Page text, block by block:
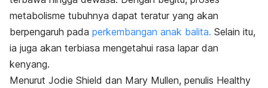
metabolisme tubuhnya dapat teratur yang akan
berpengaruh pada perkembangan anak balita. Selain itu,
ia juga akan terbiasa mengetahui rasa lapar dan
kenyang.
Menurut Jodie Shield dan Mary Mullen, penulis Healthy